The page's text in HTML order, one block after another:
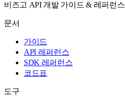
비즈고 API 개발 가이드 & 레퍼런스
문서
가이드
API 레퍼런스
SDK 레퍼런스
코드표
도구